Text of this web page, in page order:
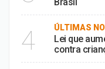
4 ÚLTIMAS
Lei que
contra